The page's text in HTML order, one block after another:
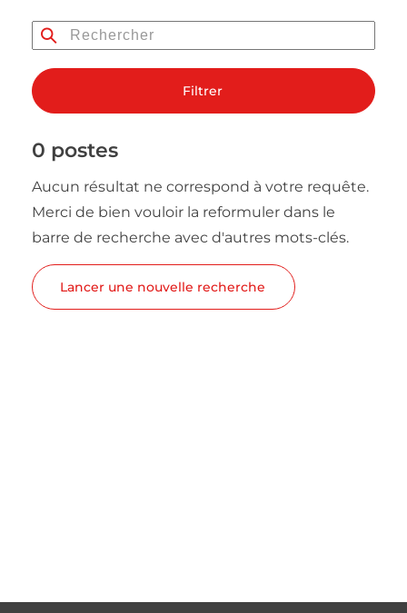
Filtrer
0 postes
Aucun résultat ne correspond à votre requête.
Merci de bien vouloir la reformuler dans le
barre de recherche avec d'autres mots-clés.
Lancer une nouvelle recherche